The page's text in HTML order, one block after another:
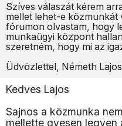
Szíves válaszát kérem
mellet lehet-e közmunkát
fórumon olvastam, hogy
munkaügyi központ
szeretném, hogy mi az
Üdvözlettel, Németh Lajos
Kedves Lajos
Sajnos a közmunka
mellette gyesen legyen